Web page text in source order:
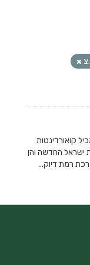
קואורדינטות
ישראל החדשה והן
רמת דיוק...